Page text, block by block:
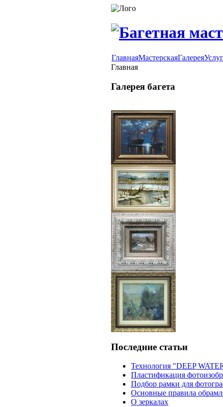
ГлавнаяМастерскаяГалерея
Главная
Галерея багета
Последние статьи
Технология "DEEP
Пластификация
Подбор рамки для
Основные правила
О зеркалах